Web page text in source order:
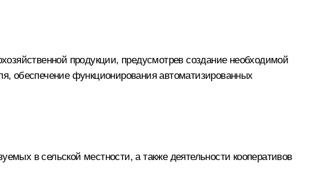
продукции, предусмотрев создание необходимой
обеспечение функционирования автоматизированных
в сельской местности, а также деятельности кооперативов